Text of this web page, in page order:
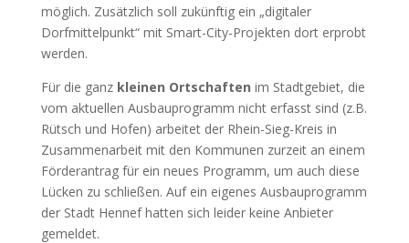
möglich. Zusätzlich soll zukünftig ein „digitaler
Dorfmittelpunkt“ mit Smart-City-Projekten dort erprobt
werden.
Für die ganz kleinen Ortschaften im Stadtgebiet, die
vom aktuellen Ausbauprogramm nicht erfasst sind (z.B.
Rütsch und Hofen) arbeitet der Rhein-Sieg-Kreis in
Zusammenarbeit mit den Kommunen zurzeit an einem
Förderantrag für ein neues Programm, um auch diese
Lücken zu schließen. Auf ein eigenes Ausbauprogramm
der Stadt Hennef hatten sich leider keine Anbieter
gemeldet.